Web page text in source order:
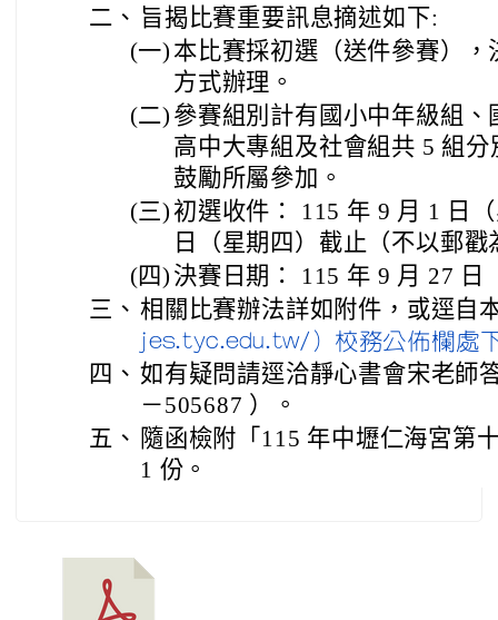
二、 旨揭比賽重要訊息摘述如下:
(一) 本比賽採初選（送件參賽）
方式辦理。
(二) 參賽組別計有國小中年級組
高中大專組及社會組共 5 組
鼓勵所屬參加。
(三) 初選收件： 115 年 9 月 1 日
日（星期四）截止（不以郵
(四) 決賽日期： 115 年 9 月 27 日
三、 相關比賽辦法詳如附件，或逕自
jes.tyc.edu.tw/）校務公佈欄處
四、 如有疑問請逕洽靜心書會宋老師
－505687 ）。
五、 隨函檢附「115 年中壢仁海宮第
1 份。